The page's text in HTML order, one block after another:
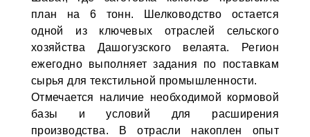
план на 6 тонн. Шелководство остается
одной из ключевых отраслей сельского
хозяйства Дашогузского велаята. Регион
ежегодно выполняет задания по поставкам
сырья для текстильной промышленности.
Отмечается наличие необходимой кормовой
базы и условий для расширения
производства. В отрасли накоплен опыт